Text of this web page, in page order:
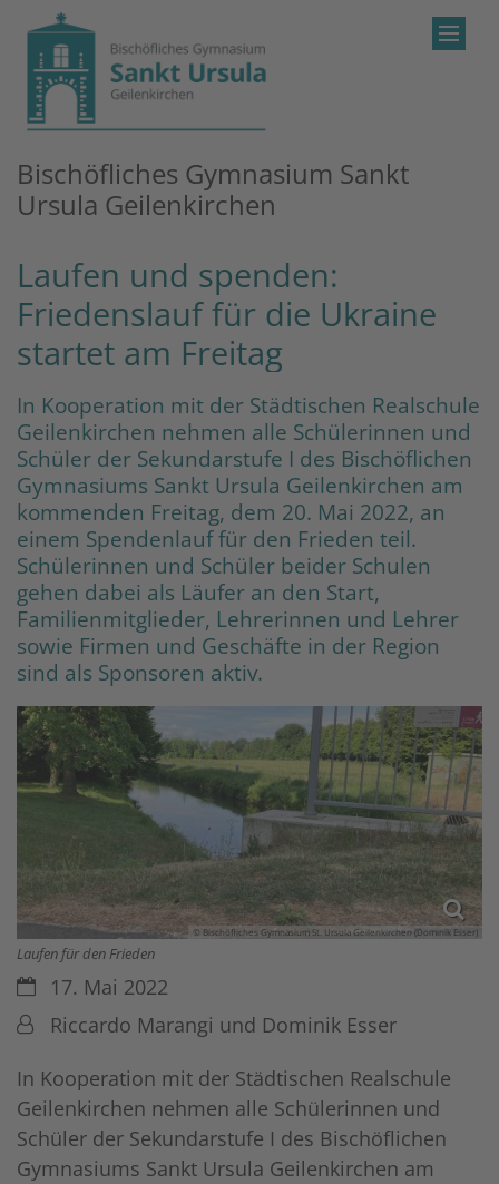
Zum Inhalt springen
Bischöfliches Gymnasium Sankt
Ursula Geilenkirchen
Laufen und spenden:
Friedenslauf für die Ukraine
startet am Freitag
In Kooperation mit der Städtischen Realschule
Geilenkirchen nehmen alle Schülerinnen und
Schüler der Sekundarstufe I des Bischöflichen
Gymnasiums Sankt Ursula Geilenkirchen am
kommenden Freitag, dem 20. Mai 2022, an
einem Spendenlauf für den Frieden teil.
Schülerinnen und Schüler beider Schulen
gehen dabei als Läufer an den Start,
Familienmitglieder, Lehrerinnen und Lehrer
sowie Firmen und Geschäfte in der Region
sind als Sponsoren aktiv.
© Bischöfliches Gymnasium St. Ursula Geilenkirchen (Dominik Esser)
Laufen für den Frieden
Datum:17. Mai 2022
Von:Riccardo Marangi und Dominik Esser
In Kooperation mit der Städtischen Realschule
Geilenkirchen nehmen alle Schülerinnen und
Schüler der Sekundarstufe I des Bischöflichen
Gymnasiums Sankt Ursula Geilenkirchen am